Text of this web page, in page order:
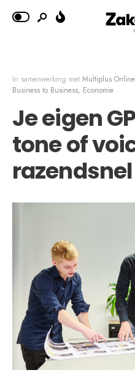
In samenwerking met Multiplus Online
Business to Business, Economie
Je eigen
tone of